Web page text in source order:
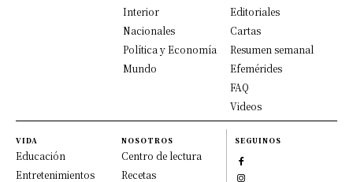
Interior
Nacionales
Política y Economía
Mundo
Editoriales
Cartas
Resumen semanal
Efemérides
FAQ
Videos
VIDA
Educación
Entretenimientos
NOSOTROS
Centro de lectura
Recetas
SEGUINOS